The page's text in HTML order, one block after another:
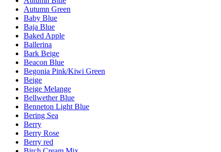
Autumn Green
Baby Blue
Baja Blue
Baked Apple
Ballerina
Bark Beige
Beacon Blue
Begonia Pink/Kiwi Green
Beige
Beige Melange
Bellwether Blue
Benneton Light Blue
Bering Sea
Berry
Berry Rose
Berry red